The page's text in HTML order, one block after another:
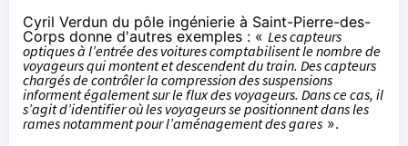
Cyril Verdun du pôle ingénierie à Saint-Pierre-des-
Corps donne d'autres exemples : « Les capteurs
optiques à l’entrée des voitures comptabilisent le nombre de
voyageurs qui montent et descendent du train. Des capteurs
chargés de contrôler la compression des suspensions
informent également sur le flux des voyageurs. Dans ce cas, il
s’agit d’identifier où les voyageurs se positionnent dans les
rames notamment pour l’aménagement des gares ».